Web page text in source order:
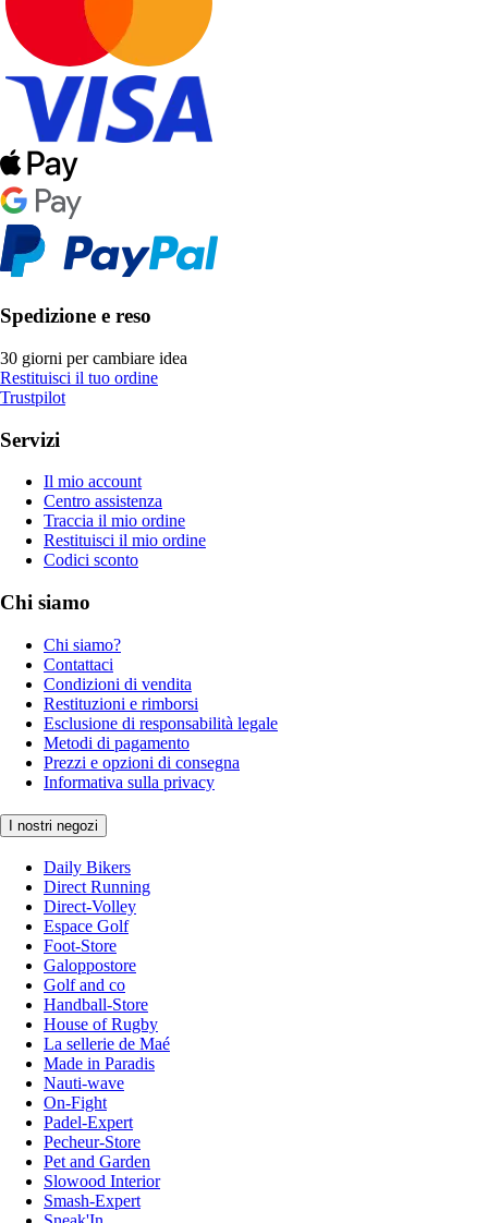
Spedizione e reso
30 giorni per cambiare idea
Restituisci il tuo ordine
Trustpilot
Servizi
Il mio account
Centro assistenza
Traccia il mio ordine
Restituisci il mio ordine
Codici sconto
Chi siamo
Chi siamo?
Contattaci
Condizioni di vendita
Restituzioni e rimborsi
Esclusione di responsabilità legale
Metodi di pagamento
Prezzi e opzioni di consegna
Informativa sulla privacy
I nostri negozi
Daily Bikers
Direct Running
Direct-Volley
Espace Golf
Foot-Store
Galoppostore
Golf and co
Handball-Store
House of Rugby
La sellerie de Maé
Made in Paradis
Nauti-wave
On-Fight
Padel-Expert
Pecheur-Store
Pet and Garden
Slowood Interior
Smash-Expert